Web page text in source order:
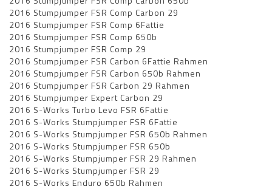
2016 Stumpjumper FSR Comp Carbon 29
2016 Stumpjumper FSR Comp 6Fattie
2016 Stumpjumper FSR Comp 650b
2016 Stumpjumper FSR Comp 29
2016 Stumpjumper FSR Carbon 6Fattie Rahmen
2016 Stumpjumper FSR Carbon 650b Rahmen
2016 Stumpjumper FSR Carbon 29 Rahmen
2016 Stumpjumper Expert Carbon 29
2016 S-Works Turbo Levo FSR 6Fattie
2016 S-Works Stumpjumper FSR 6Fattie
2016 S-Works Stumpjumper FSR 650b Rahmen
2016 S-Works Stumpjumper FSR 650b
2016 S-Works Stumpjumper FSR 29 Rahmen
2016 S-Works Stumpjumper FSR 29
2016 S-Works Enduro 650b Rahmen